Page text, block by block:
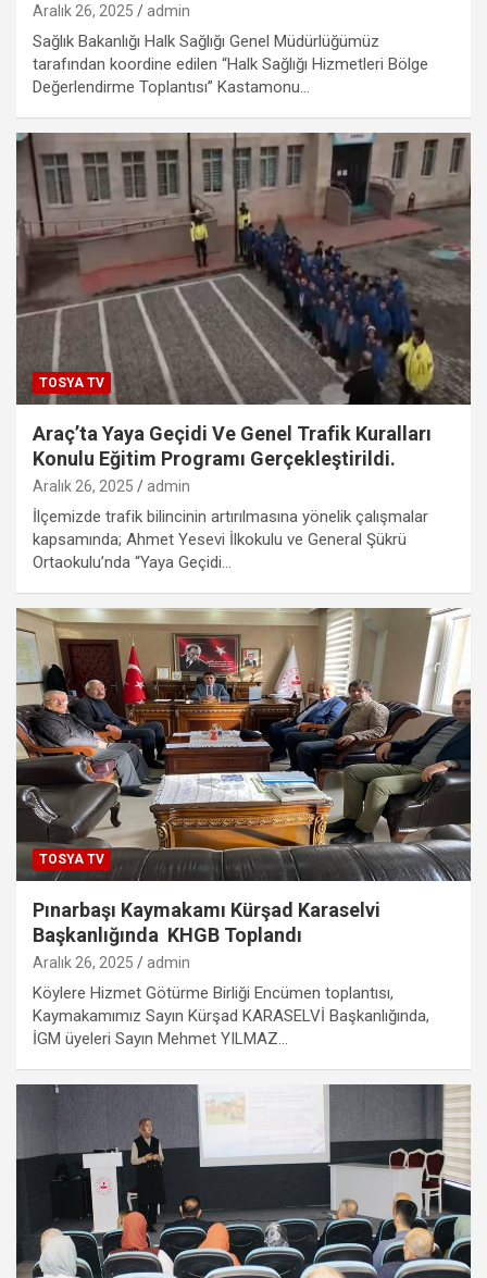
Aralık 26, 2025 admin
Sağlık Bakanlığı Halk Sağlığı Genel Müdürlüğümüz
tarafından koordine edilen “Halk Sağlığı Hizmetleri Bölge
Değerlendirme Toplantısı” Kastamonu…
TOSYA TV
Araç’ta Yaya Geçidi Ve Genel Trafik Kuralları
Konulu Eğitim Programı Gerçekleştirildi.
Aralık 26, 2025 admin
İlçemizde trafik bilincinin artırılmasına yönelik çalışmalar
kapsamında; Ahmet Yesevi İlkokulu ve General Şükrü
Ortaokulu’nda “Yaya Geçidi…
TOSYA TV
Pınarbaşı Kaymakamı Kürşad Karaselvi
Başkanlığında KHGB Toplandı
Aralık 26, 2025 admin
Köylere Hizmet Götürme Birliği Encümen toplantısı,
Kaymakamımız Sayın Kürşad KARASELVİ Başkanlığında,
İGM üyeleri Sayın Mehmet YILMAZ…